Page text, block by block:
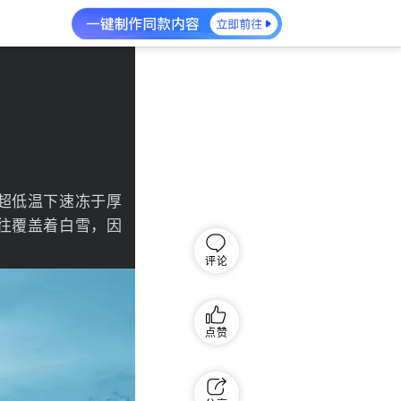
低温下速冻于厚
覆盖着白雪，因
评论
点赞